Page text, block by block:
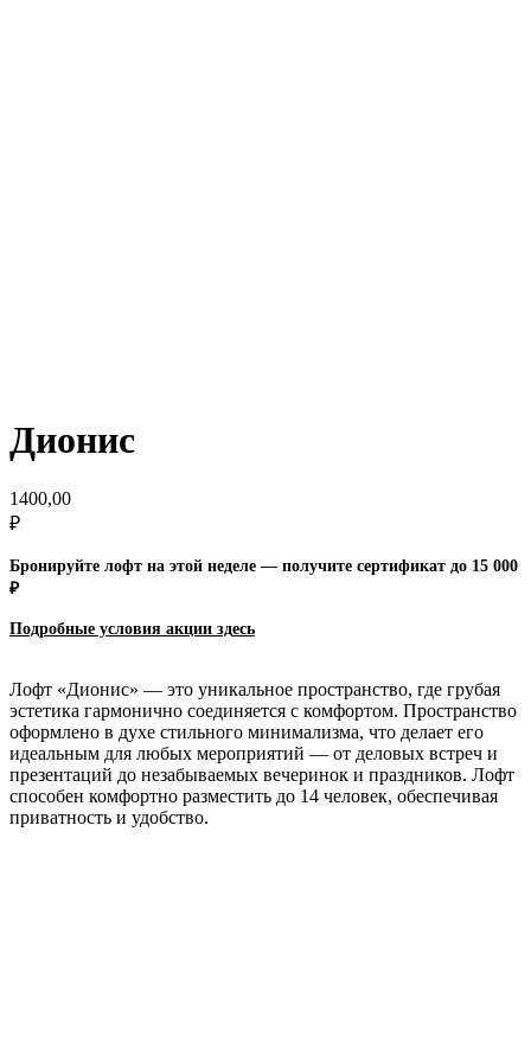
Дионис
1400,00
₽
Бронируйте лофт на этой неделе — получите сертификат до 15 000
₽
Подробные условия акции здесь
Лофт «Дионис» — это уникальное пространство, где грубая
эстетика гармонично соединяется с комфортом. Пространство
оформлено в духе стильного минимализма, что делает его
идеальным для любых мероприятий — от деловых встреч и
презентаций до незабываемых вечеринок и праздников. Лофт
способен комфортно разместить до 14 человек, обеспечивая
приватность и удобство.